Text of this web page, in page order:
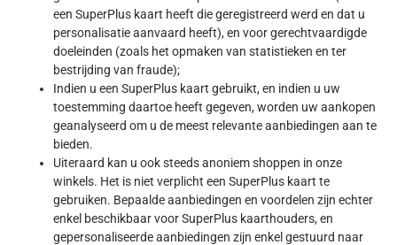
een SuperPlus kaart heeft die geregistreerd werd en dat u
personalisatie aanvaard heeft), en voor gerechtvaardigde
doeleinden (zoals het opmaken van statistieken en ter
bestrijding van fraude);
Indien u een SuperPlus kaart gebruikt, en indien u uw
toestemming daartoe heeft gegeven, worden uw aankopen
geanalyseerd om u de meest relevante aanbiedingen aan te
bieden.
Uiteraard kan u ook steeds anoniem shoppen in onze
winkels. Het is niet verplicht een SuperPlus kaart te
gebruiken. Bepaalde aanbiedingen en voordelen zijn echter
enkel beschikbaar voor SuperPlus kaarthouders, en
gepersonaliseerde aanbiedingen zijn enkel gestuurd naar